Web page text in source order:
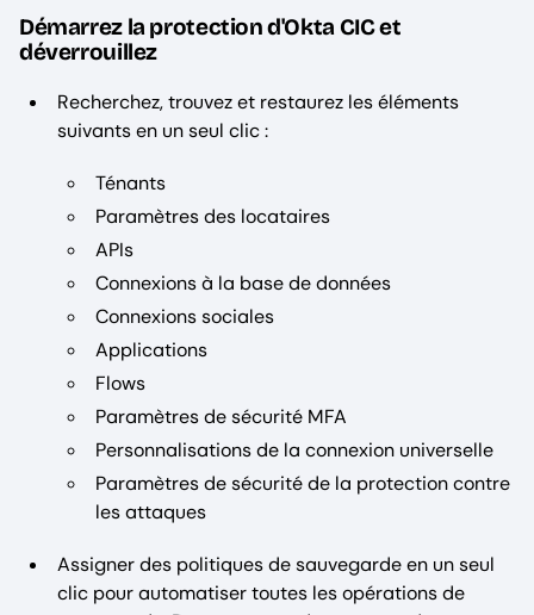
Démarrez la protection d'Okta CIC et
déverrouillez
Recherchez, trouvez et restaurez les éléments
suivants en un seul clic :
Ténants
Paramètres des locataires
APIs
Connexions à la base de données
Connexions sociales
Applications
Flows
Paramètres de sécurité MFA
Personnalisations de la connexion universelle
Paramètres de sécurité de la protection contre
les attaques
Assigner des politiques de sauvegarde en un seul
clic pour automatiser toutes les opérations de